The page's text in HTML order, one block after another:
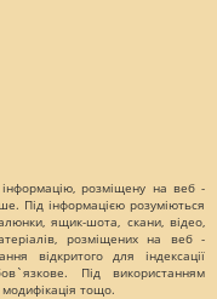
розміщену на веб -
Під інформацією розуміються
ящик-шота, скани, відео,
розміщених на веб -
відкритого для індексації
Під використанням
модифікація тощо.